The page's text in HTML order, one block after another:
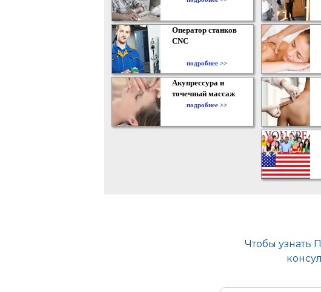
Оператор станков
CNC
подробнее >>
Акупрессура и
точечный массаж
подробнее >>